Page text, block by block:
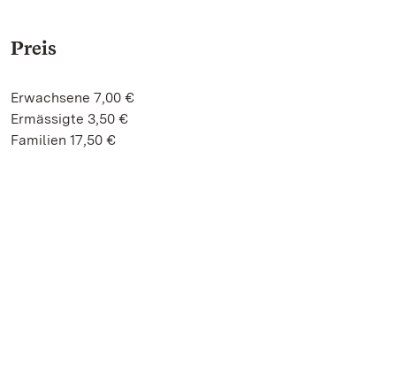
Preis
Erwachsene 7,00 €
Ermässigte 3,50 €
Familien 17,50 €